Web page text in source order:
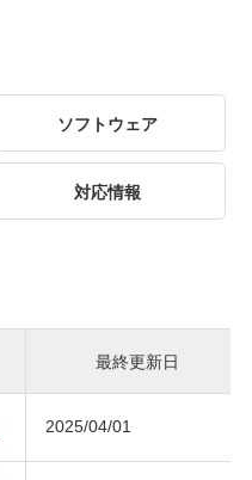
ソフトウェア
対応情報
最終更新日
2025/04/01